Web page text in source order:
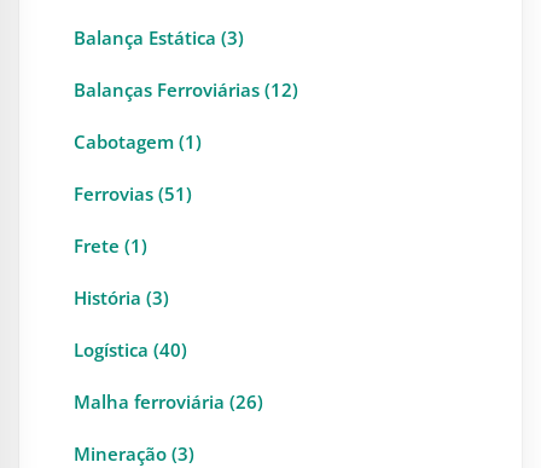
Balança Estática (3)
Balanças Ferroviárias (12)
Cabotagem (1)
Ferrovias (51)
Frete (1)
História (3)
Logística (40)
Malha ferroviária (26)
Mineração (3)